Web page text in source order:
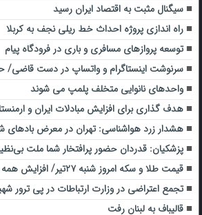
سیگنال مثبت به اقتصاد ایران رسید
راه اندازی پروژه احداث خط ریلی نجف به کربلا
توسعه پروازهای مسافری و باری در فرودگاه پیام‌
سرنوشت اینستاگرام و واتساپ در دست قاضی/
واحدهای نانوایی متخلف پلمپ می شوند
هدف گذاری برای افزایش مبادلات ایران و
هشدار زرد هواشناسی: تهران در معرض بادهای
پزشکیان: قدردان حضور پرافتخار شما ملت
قیمت طلا و سکه امروز شنبه ۲۷تیر/ افزایش همه قیمت ها + جدول
تجمع اعتراضی در وزارت ارتباطات در پی ترور
قالیباف به لبنان رفت